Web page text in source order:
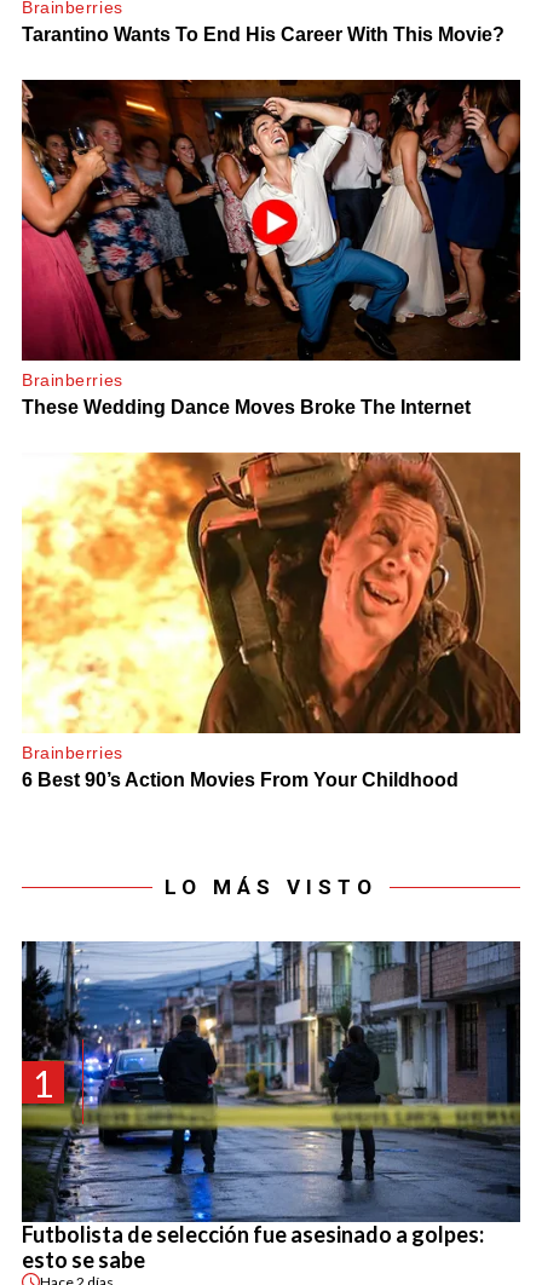
LO MÁS VISTO
1
Futbolista de selección fue asesinado a golpes:
esto se sabe